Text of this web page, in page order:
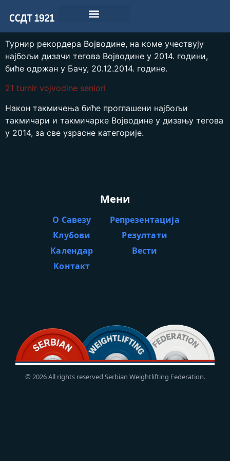
Турнир рекордера Војводине, на коме учествују
најбољи дизачи тегова Војводине у 2014. години,
биће одржан у Бачу, 20.12.2014. године.
21 turnir vojvodine seniori
Након такмичења биће проглашени најбољи
такмичари и такмичарке Војводине у дизању тегова
у 2014, за све узрасне категорије.
Мени
О Савезу
Репрезентација
Клубови
Резултати
Календар
Вести
Контакт
© 2026 All rights reserved Serbian Weightlifting Federation.